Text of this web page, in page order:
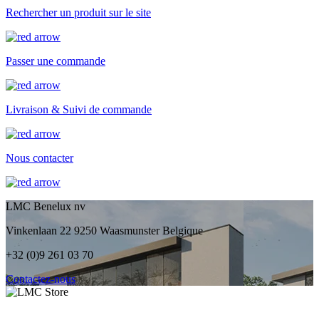
Rechercher un produit sur le site
Passer une commande
Livraison & Suivi de commande
Nous contacter
LMC Benelux nv
Vinkenlaan 22 9250 Waasmunster Belgique
+32 (0)9 261 03 70
Contactez-nous